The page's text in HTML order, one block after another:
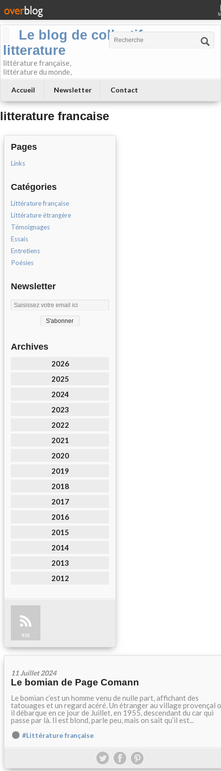
Le blog de collectif-
litterature
littérature française,
littérature du monde,
Accueil Newsletter Contact
litterature francaise
Pages
Links
Catégories
Littérature française
Littérature étrangère
Témoignages
Essais
Entretiens
Poésies
Newsletter
Archives
2026
2025
2024
2023
2022
2021
2020
2019
2018
2017
2016
2015
2014
2013
2012
RSS
11 Juillet 2024
Le bomian de Page Comann
Le bomian c’est un homme venu de nulle part, affichant des
tatouages et un regard acéré. Un étranger au village provençal
il débarque en ce jour de Juillet, en 1955, descendant du car qui
passe par là. Il est blond, parle peu, mais on sait qu’il est...
#Littérature française